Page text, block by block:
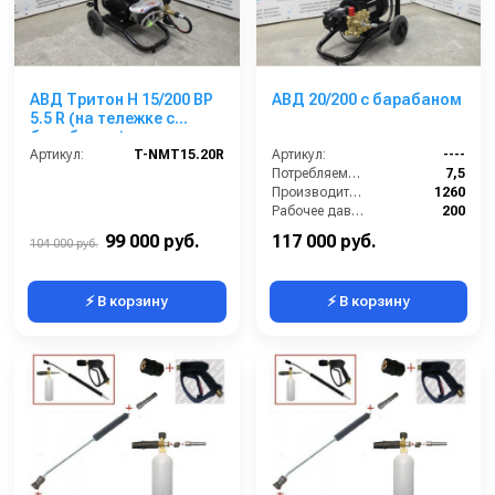
АВД Тритон H 15/200 BP
5.5 R (на тележке с
барабаном)
Артикул: T-NMT15.20R
104 000 руб. 99 000 руб.
⚡ В корзину
АВД 20/200 с барабаном
Артикул:
----
Потребляемая мощность (кВт):
7,5
Производительность (л/ч):
1260
Рабочее давление (бар):
200
117 000 руб.
⚡ В корзину